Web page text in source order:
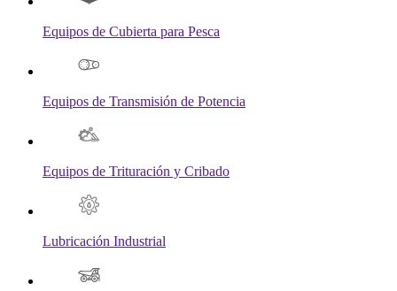
Equipos de Cubierta para Pesca
Equipos de Transmisión de Potencia
Equipos de Trituración y Cribado
Lubricación Industrial